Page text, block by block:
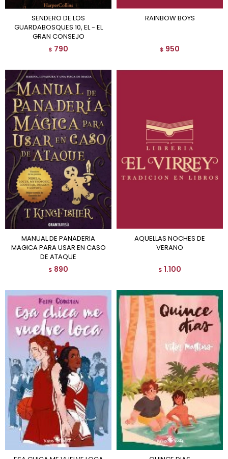
SENDERO DE LOS
GUARDABOSQUES 10, EL - EL
GRAN CONSEJO
$ 790
RAINBOW BOYS
$ 950
MANUAL DE PANADERIA
MAGICA PARA USAR EN CASO
DE ATAQUE
$ 890
AQUELLAS NOCHES DE
VERANO
$ 1.100